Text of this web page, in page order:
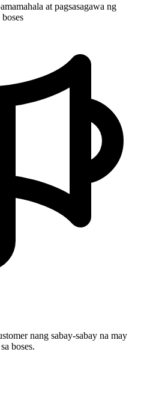
at pagsasagawa ng
nang sabay-sabay na may
boses.